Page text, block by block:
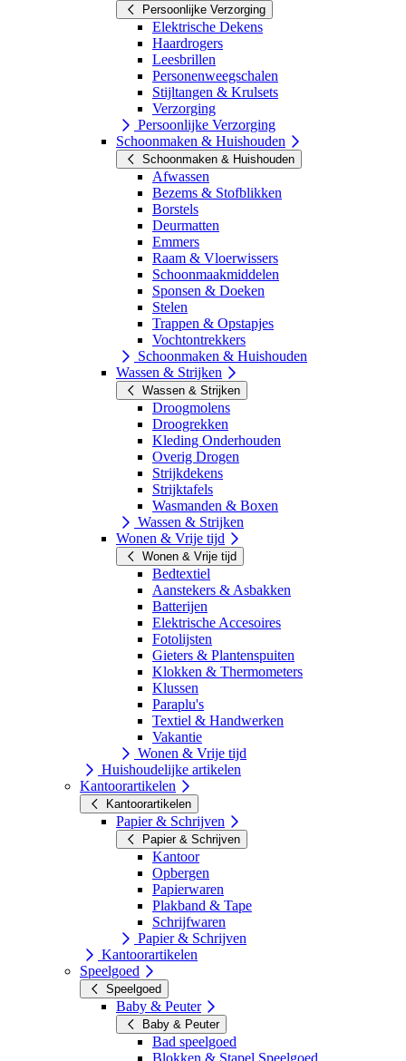
Persoonlijke Verzorging
Elektrische Dekens
Haardrogers
Leesbrillen
Personenweegschalen
Stijltangen & Krulsets
Verzorging
Persoonlijke Verzorging
Schoonmaken & Huishouden
Schoonmaken & Huishouden
Afwassen
Bezems & Stofblikken
Borstels
Deurmatten
Emmers
Raam & Vloerwissers
Schoonmaakmiddelen
Sponsen & Doeken
Stelen
Trappen & Opstapjes
Vochtontrekkers
Schoonmaken & Huishouden
Wassen & Strijken
Wassen & Strijken
Droogmolens
Droogrekken
Kleding Onderhouden
Overig Drogen
Strijkdekens
Strijktafels
Wasmanden & Boxen
Wassen & Strijken
Wonen & Vrije tijd
Wonen & Vrije tijd
Bedtextiel
Aanstekers & Asbakken
Batterijen
Elektrische Accesoires
Fotolijsten
Gieters & Plantenspuiten
Klokken & Thermometers
Klussen
Paraplu's
Textiel & Handwerken
Vakantie
Wonen & Vrije tijd
Huishoudelijke artikelen
Kantoorartikelen
Kantoorartikelen
Papier & Schrijven
Papier & Schrijven
Kantoor
Opbergen
Papierwaren
Plakband & Tape
Schrijfwaren
Papier & Schrijven
Kantoorartikelen
Speelgoed
Speelgoed
Baby & Peuter
Baby & Peuter
Bad speelgoed
Blokken & Stapel Speelgoed